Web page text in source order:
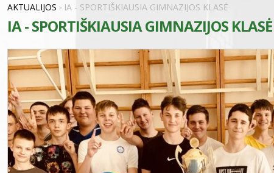
AKTUALIJOS > IA - SPORTIŠKIAUSIA GIMNAZIJOS KLASĖ
IA - SPORTIŠKIAUSIA GIMNAZIJOS KLASĖ